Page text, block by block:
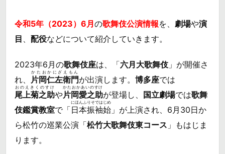
令和5年（2023）6月 の歌舞伎公演情報を、 劇場や演
目 、 配役などについて紹介していきます。
2023年6月の歌舞伎座は、「六月大歌舞伎 」が開催さ
れ、 片岡仁左衛門
かたおかにざえもん
が出演します。 博多座では
尾上菊之助
おのえきくのすけ
や片岡愛之助
かたおかあいのすけ
が登場し、 国立劇場では歌舞
伎鑑賞教室で「日本振袖始
にほんふりそではじめ
」が上演され、6月30日か
ら松竹の巡業公演「松竹大歌舞伎東コース 」もはじま
ります。